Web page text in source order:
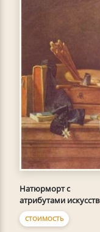
Натюрморт с
атрибутами искусств
СТОИМОСТЬ